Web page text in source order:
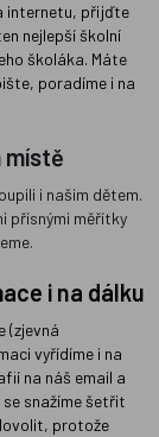
internetu, přijďte
nejlepší školní
školáka. Máte
poradíme i na
místě
i našim dětem.
přísnými měřítky
i na dálku
(zjevná
vyřídíme i na
na náš email a
se snažíme šetřit
protože